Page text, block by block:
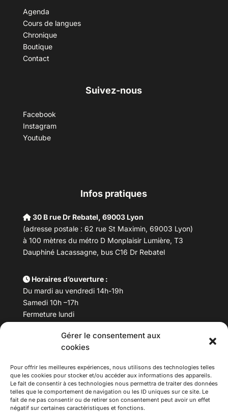
Gérer le consentement aux
cookies
Pour offrir les meilleures expériences, nous utilisons des technologies telles
que les cookies pour stocker et/ou accéder aux informations des appareils.
Le fait de consentir à ces technologies nous permettra de traiter des données
telles que le comportement de navigation ou les ID uniques sur ce site. Le
fait de ne pas consentir ou de retirer son consentement peut avoir un effet
négatif sur certaines caractéristiques et fonctions.
Agenda
Cours de langues
Chronique
Boutique
Contact
Suivez-nous
Facebook
Instagram
Youtube
Infos pratiques
30 B rue Dr Rebatel, 69003 Lyon
(adresse postale : 62 rue St Maximin, 69003 Lyon)
à 100 mètres du métro D Monplaisir Lumière, T3
Dauphiné Lacassagne, bus C16 Dr Rebatel
Horaires d’ouverture :
Du mardi au vendredi 14h-19h
Samedi 10h –17h
Fermeture lundi
Téléphone : 04 78 53 06 40
maisondesculturesasiatiques@asiexpo.com